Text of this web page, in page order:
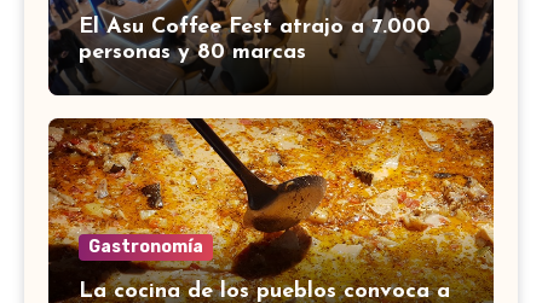
El Asu Coffee Fest atrajo a 7.000
personas y 80 marcas
Gastronomía
La cocina de los pueblos convoca a